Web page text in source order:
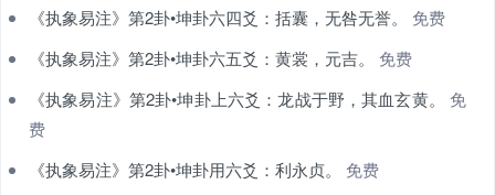
《执象易注》第2卦•坤卦六四爻：括囊，无咎无誉。
免费
《执象易注》第2卦•坤卦六五爻：黄裳，元吉。
免费
《执象易注》第2卦•坤卦上六爻：龙战于野，其血玄黄。
免
费
《执象易注》第2卦•坤卦用六爻：利永贞。
免费